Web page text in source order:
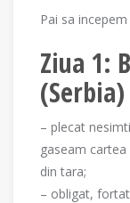
Pai sa
Ziua 1:
(Serbia)
– plecat
gaseam
din tara;
– obligat,